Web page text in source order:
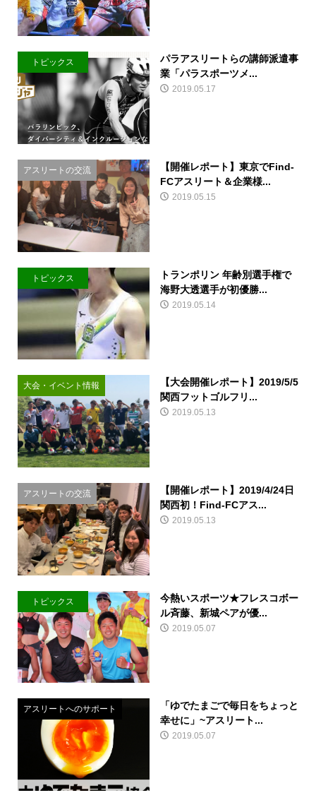
トピックス
パラアスリートらの講師派遣事
業「パラスポーツメ...
2019.05.17
アスリートの交流
【開催レポート】東京でFind-
FCアスリート＆企業様...
2019.05.15
トピックス
トランポリン 年齢別選手権で
海野大透選手が初優勝...
2019.05.14
大会・イベント情報
【大会開催レポート】2019/5/5
関西フットゴルフリ...
2019.05.13
アスリートの交流
【開催レポート】2019/4/24日
関西初！Find-FCアス...
2019.05.13
トピックス
今熱いスポーツ★フレスコボー
ル斉藤、新城ペアが優...
2019.05.07
アスリートへのサポート
「ゆでたまごで毎日をちょっと
幸せに」~アスリート...
2019.05.07